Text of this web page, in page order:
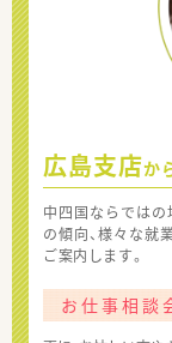
広島支店か
中四国ならではの
の傾向、様々な就
ご案内します。
お仕事相談